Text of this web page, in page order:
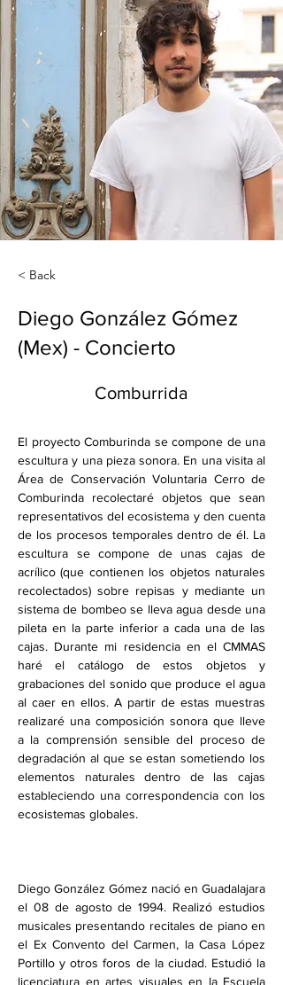
< Back
Diego González Gómez
(Mex) - Concierto
Comburrida
El proyecto Comburinda se compone de una
escultura y una pieza sonora. En una visita al
Área de Conservación Voluntaria Cerro de
Comburinda recolectaré objetos que sean
representativos del ecosistema y den cuenta
de los procesos temporales dentro de él. La
escultura se compone de unas cajas de
acrílico (que contienen los objetos naturales
recolectados) sobre repisas y mediante un
sistema de bombeo se lleva agua desde una
pileta en la parte inferior a cada una de las
cajas. Durante mi residencia en el CMMAS
haré el catálogo de estos objetos y
grabaciones del sonido que produce el agua
al caer en ellos. A partir de estas muestras
realizaré una composición sonora que lleve
a la comprensión sensible del proceso de
degradación al que se estan sometiendo los
elementos naturales dentro de las cajas
estableciendo una correspondencia con los
Diego González Gómez nació en Guadalajara
el 08 de agosto de 1994. Realizó estudios
musicales presentando recitales de piano en
el Ex Convento del Carmen, la Casa López
Portillo y otros foros de la ciudad. Estudió la
licenciatura en artes visuales en la Escuela